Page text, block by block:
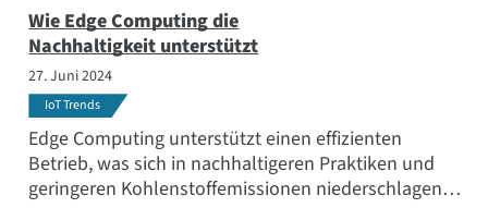
IoT Trends
Technische Einblicke
Anwendungen
Beliebte Themen
Treffen Sie das Team
Abonnieren
Wie Edge Computing die
Nachhaltigkeit unterstützt
27. Juni 2024
IoT Trends
Edge Computing unterstützt einen effizienten
Betrieb, was sich in nachhaltigeren Praktiken und
geringeren Kohlenstoffemissionen niederschlagen